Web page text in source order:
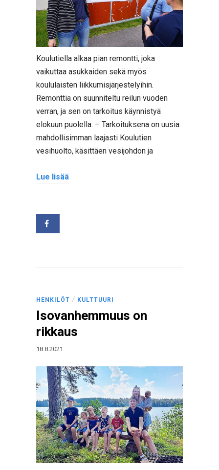
Koulutiella alkaa pian remontti, joka
vaikuttaa asukkaiden sekä myös
koululaisten liikkumisjärjestelyihin.
Remonttia on suunniteltu reilun vuoden
verran, ja sen on tarkoitus käynnistyä
elokuun puolella. – Tarkoituksena on uusia
mahdollisimman laajasti Koulutien
vesihuolto, käsittäen vesijohdon ja
Lue lisää
HENKILÖT / KULTTUURI
Isovanhemmuus on
rikkaus
18.8.2021